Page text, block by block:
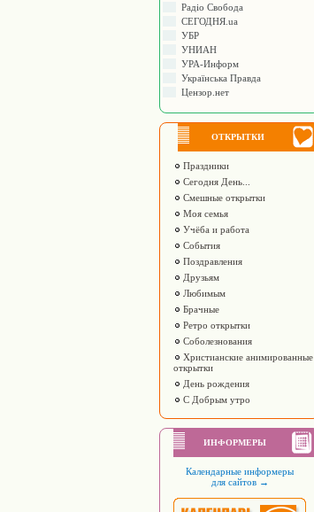
Радіо Свобода
СЕГОДНЯ.ua
УБР
УНИАН
УРА-Информ
Українська Правда
Цензор.нет
ОТКРЫТКИ
Праздники
Сегодня День...
Смешные открытки
Моя семья
Учёба и работа
События
Поздравления
Друзьям
Любимым
Брачные
Ретро открытки
Соболезнования
Христианские анимированные
открытки
День рождения
С Добрым утро
ИНФОРМЕРЫ
Календарные информеры
для сайтов →